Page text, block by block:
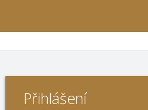
Přihlášení